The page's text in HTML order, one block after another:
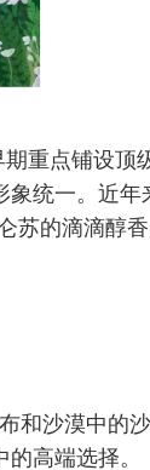
重点铺设顶
统一。近年
苏的滴滴醇香
和沙漠中的
高端选择。